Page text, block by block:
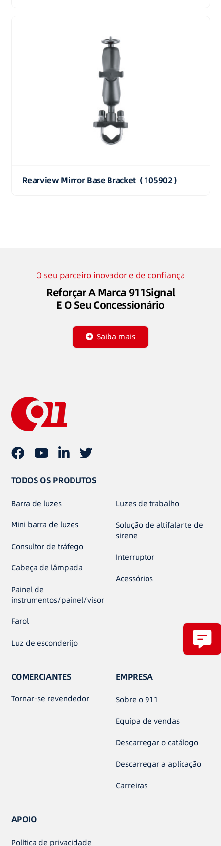
Rearview Mirror Base Bracket（105902）
O seu parceiro inovador e de confiança
Reforçar A Marca 911Signal
E O Seu Concessionário
Saiba mais
TODOS OS PRODUTOS
Barra de luzes
Mini barra de luzes
Consultor de tráfego
Cabeça de lâmpada
Painel de
instrumentos/painel/visor
Farol
Luz de esconderijo
Luzes de trabalho
Solução de altifalante de
sirene
Interruptor
Acessórios
COMERCIANTES
Tornar-se revendedor
EMPRESA
Sobre o 911
Equipa de vendas
Descarregar o catálogo
Descarregar a aplicação
Carreiras
APOIO
Política de privacidade